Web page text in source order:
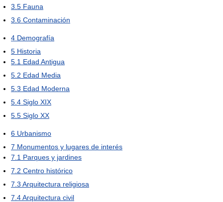
3.5 Fauna
3.6 Contaminación
4 Demografía
5 Historia
5.1 Edad Antigua
5.2 Edad Media
5.3 Edad Moderna
5.4 Siglo XIX
5.5 Siglo XX
6 Urbanismo
7 Monumentos y lugares de interés
7.1 Parques y jardines
7.2 Centro histórico
7.3 Arquitectura religiosa
7.4Arquitectura civil